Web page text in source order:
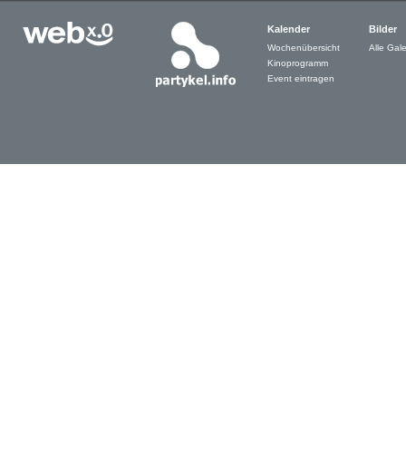
Kalender
Wochenübersicht
Kinoprogramm
Event eintragen
Bilder
Alle